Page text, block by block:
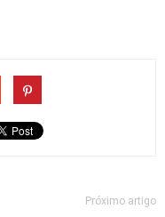
Próximo artigo